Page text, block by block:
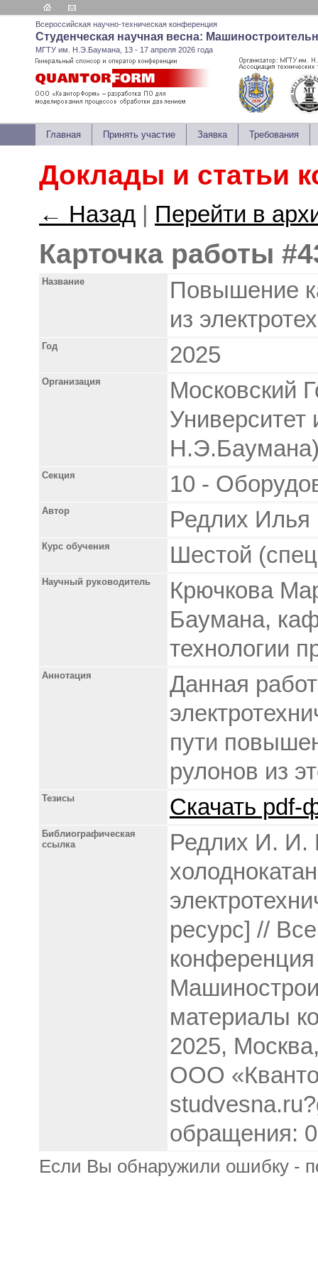
Всероссийская научно-техническая конференция
Студенческая научная весна:
МГТУ им. Н.Э.Баумана, 13 - 17 апреля 2026 года
Главная Принять участие Заявка Требования
Доклады и статьи
← Назад Перейти в
Карточка работы
Название
Повышение
из
Год 2025
Организация
Московский
Секция 10 -
Автор Редлих Илья
Курс обучения Шестой
Научный руководитель
Крючкова
Баумана,
технологии
Аннотация
Данная
пути
рулонов из
Тезисы Скачать pdf-
Библиографическая
ссылка
Редлих И. И.
ресурс] //
материалы
2025,
ООО
обращения:
Если Вы обнаружили ошибку -